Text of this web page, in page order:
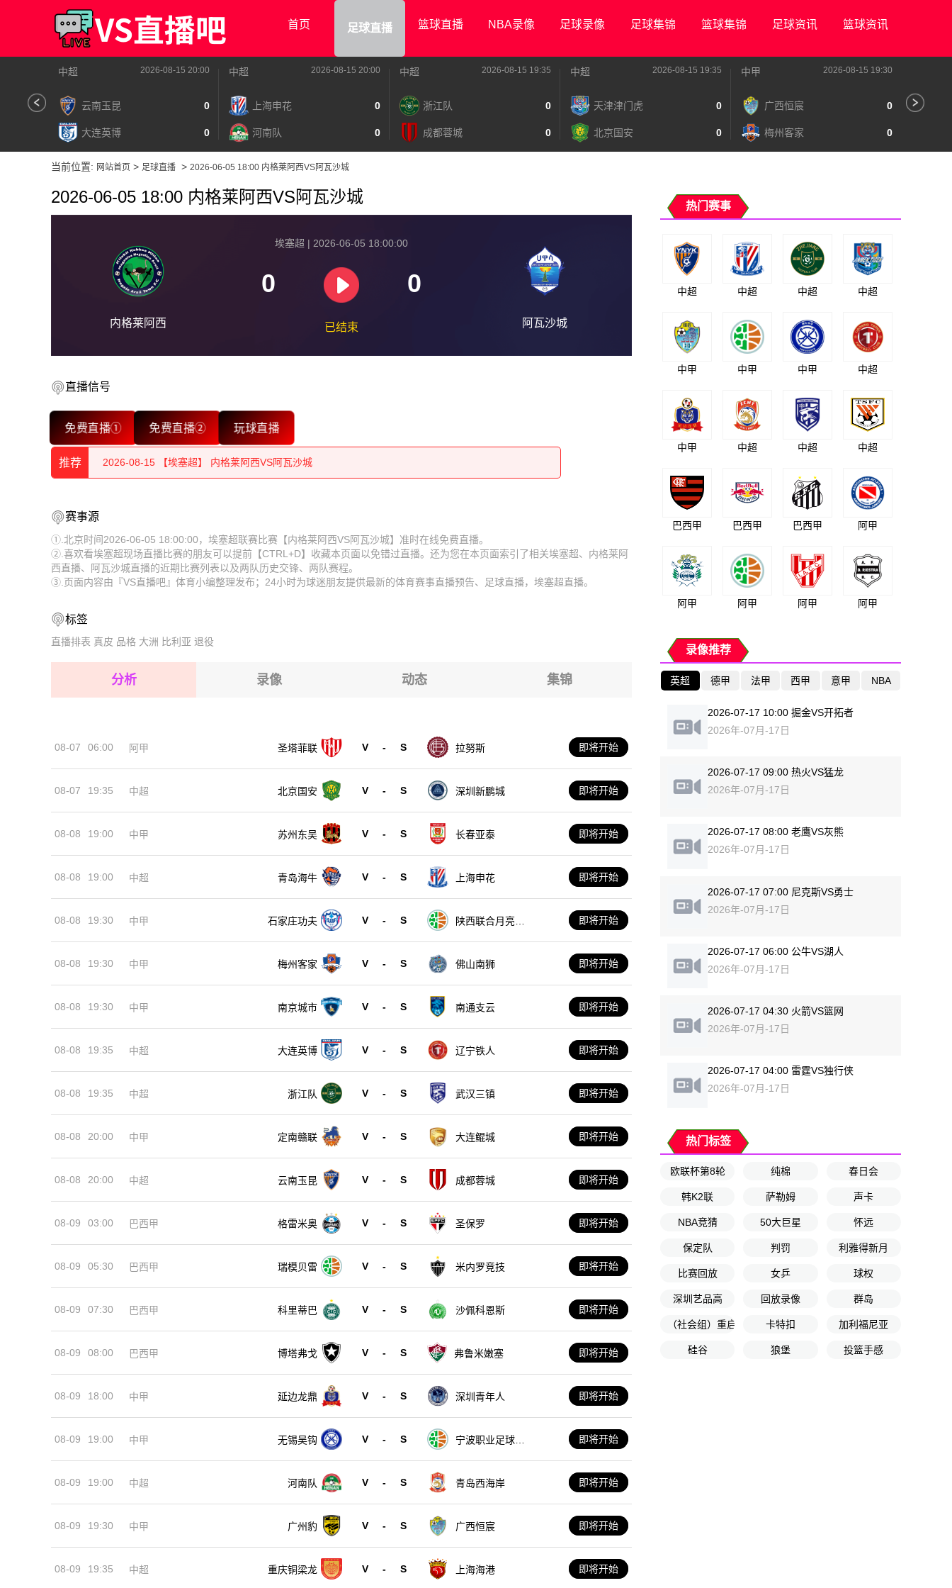
首页 足球直播 篮球直播 NBA录像 足球录像 足球集锦 篮球集锦 足球资讯 篮球资讯
中超 2026-08-15 20:00
云南玉昆 0
大连英博 0
中超 2026-08-15 20:00
上海申花 0
河南队 0
中超 2026-08-15 19:35
浙江队 0
成都蓉城 0
中超 2026-08-15 19:35
天津津门虎 0
北京国安 0
中甲 2026-08-15 19:30
广西恒宸 0
梅州客家 0
当前位置: 网站首页 > 足球直播 > 2026-06-05 18:00 内格莱阿西VS阿瓦沙城
2026-06-05 18:00 内格莱阿西VS阿瓦沙城
内格莱阿西
埃塞超 | 2026-06-05 18:00:00
0 0
已结束 阿瓦沙城
直播信号
免费直播① 免费直播② 玩球直播
推荐
2026-08-15 【埃塞超】 内格莱阿西VS阿瓦沙城
2026-08-15 【埃塞超】 内格莱阿西VS阿瓦沙城
2026-08-15 【埃塞超】 内格莱阿西VS阿瓦沙城
2026-08-15 【埃塞超】 内格莱阿西VS阿瓦沙城
2026-08-14 【埃塞超】 内格莱阿西VS阿瓦沙城
2026-08-15 【埃塞超】 内格莱阿西VS阿瓦沙城
2026-08-15 【埃塞超】 内格莱阿西VS阿瓦沙城
2026-08-15 【埃塞超】 内格莱阿西VS阿瓦沙城
2026-08-15 【埃塞超】 内格莱阿西VS阿瓦沙城
2026-08-14 【埃塞超】 内格莱阿西VS阿瓦沙城
赛事源
①.北京时间2026-06-05 18:00:00，埃塞超联赛比赛【内格莱阿西VS阿瓦沙城】准时在线免费直播。
②.喜欢看埃塞超现场直播比赛的朋友可以提前【CTRL+D】收藏本页面以免错过直播。还为您在本页面索引了相关埃塞超、内格莱阿
西直播、阿瓦沙城直播的近期比赛列表以及两队历史交锋、两队赛程。
③.页面内容由『VS直播吧』体育小编整理发布；24小时为球迷朋友提供最新的体育赛事直播预告、足球直播，埃塞超直播。
标签
直播排表 真皮 品格 大洲 比利亚 退役
分析 录像 动态 集锦
08-07 06:00 阿甲 圣塔菲联 V - S 拉努斯 即将开始
08-07 19:35 中超 北京国安 V - S 深圳新鹏城 即将开始
08-08 19:00 中甲 苏州东吴 V - S 长春亚泰 即将开始
08-08 19:00 中超 青岛海牛 V - S 上海申花 即将开始
08-08 19:30 中甲 石家庄功夫 V - S
陕西联合月亮泊
即将开始
08-08 19:30 中甲 梅州客家 V - S 佛山南狮 即将开始
08-08 19:30 中甲 南京城市 V - S 南通支云 即将开始
08-08 19:35 中超 大连英博 V - S 辽宁铁人 即将开始
08-08 19:35 中超 浙江队 V - S 武汉三镇 即将开始
08-08 20:00 中甲 定南赣联 V - S 大连鲲城 即将开始
08-08 20:00 中超 云南玉昆 V - S 成都蓉城 即将开始
08-09 03:00 巴西甲 格雷米奥 V - S 圣保罗 即将开始
08-09 05:30 巴西甲 瑞模贝雷 V - S 米内罗竞技 即将开始
08-09 07:30 巴西甲 科里蒂巴 V - S 沙佩科恩斯 即将开始
08-09 08:00 巴西甲 博塔弗戈 V - S 弗鲁米嫩塞 即将开始
08-09 18:00 中甲 延边龙鼎 V - S 深圳青年人 即将开始
08-09 19:00 中甲 无锡吴钩 V - S
宁波职业足球俱
即将开始
08-09 19:00 中超 河南队 V - S 青岛西海岸 即将开始
08-09 19:30 中甲 广州豹 V - S 广西恒宸 即将开始
08-09 19:35 中超 重庆铜梁龙 V - S 上海海港 即将开始
热门赛事
中超 中超 中超 中超
中甲 中甲 中甲 中超
中甲 中超 中超 中超
巴西甲 巴西甲 巴西甲 阿甲
阿甲 阿甲 阿甲 阿甲
录像推荐
英超 德甲 法甲 西甲 意甲 NBA
2026-07-17 10:00 掘金VS开拓者
2026年-07月-17日
2026-07-17 09:00 热火VS猛龙
2026年-07月-17日
2026-07-17 08:00 老鹰VS灰熊
2026年-07月-17日
2026-07-17 07:00 尼克斯VS勇士
2026年-07月-17日
2026-07-17 06:00 公牛VS湖人
2026年-07月-17日
2026-07-17 04:30 火箭VS篮网
2026年-07月-17日
2026-07-17 04:00 雷霆VS独行侠
2026年-07月-17日
热门标签
欧联杯第8轮 纯棉 春日会
韩K2联 萨勒姆 声卡
NBA竞猜 50大巨星 怀远
保定队 判罚 利雅得新月
比赛回放 女乒 球权
深圳艺品高 回放录像 群岛
（社会组）重启 卡特扣 加利福尼亚
硅谷 狼堡 投篮手感